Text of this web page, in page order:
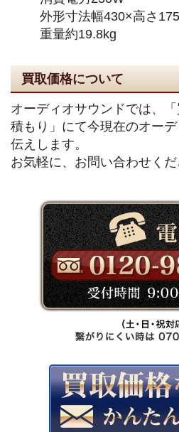
外形寸法幅430×高さ
重量約19.8kg
買取価格について
オーディオサウンドでは、
積もり」にて今現在のオー
伝えします。
お気軽に、お問い合わせくだ